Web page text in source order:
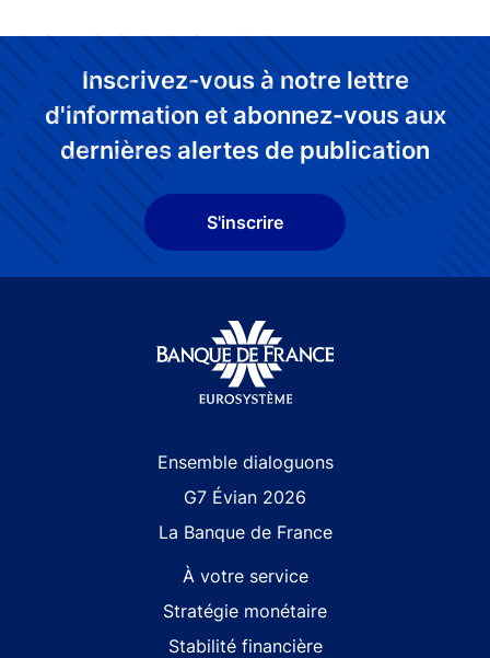
Inscrivez-vous à notre lettre
d'information et abonnez-vous aux
dernières alertes de publication
S'inscrire
Ensemble dialoguons
G7 Évian 2026
La Banque de France
À votre service
Stratégie monétaire
Stabilité financière